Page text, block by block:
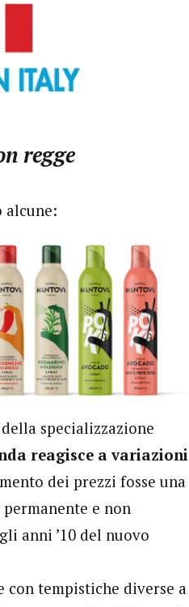
regge
alcune:
specializzazione
reagisce a variazioni
dei prezzi fosse una
e non
anni ’10 del nuovo
con tempistiche diverse a